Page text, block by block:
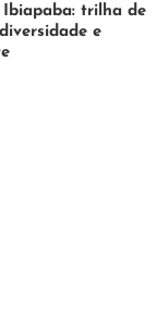
Ibiapaba: trilha de
e